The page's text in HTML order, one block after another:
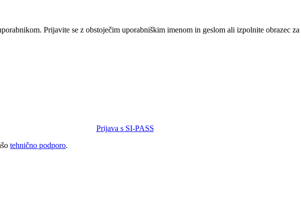
Prijavite se z obstoječim uporabniškim imenom in geslom ali izpolnite obrazec za
Prijava s SI-PASS
tehnično podporo.